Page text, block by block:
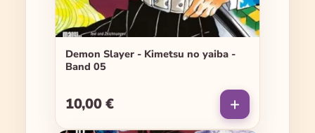
Demon Slayer - Kimetsu no yaiba -
Band 05
Regulärer Preis:
10,00 €